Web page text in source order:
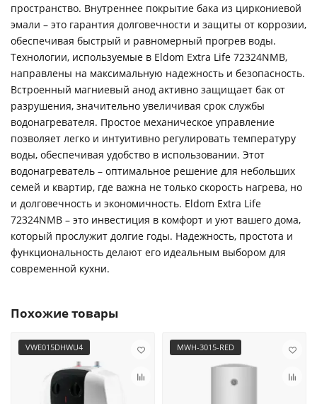
пространство. Внутреннее покрытие бака из циркониевой
эмали – это гарантия долговечности и защиты от коррозии,
обеспечивая быстрый и равномерный прогрев воды.
Технологии, используемые в Eldom Extra Life 72324NMB,
направлены на максимальную надежность и безопасность.
Встроенный магниевый анод активно защищает бак от
разрушения, значительно увеличивая срок службы
водонагревателя. Простое механическое управление
позволяет легко и интуитивно регулировать температуру
воды, обеспечивая удобство в использовании. Этот
водонагреватель – оптимальное решение для небольших
семей и квартир, где важна не только скорость нагрева, но
и долговечность и экономичность. Eldom Extra Life
72324NMB – это инвестиция в комфорт и уют вашего дома,
который прослужит долгие годы. Надежность, простота и
функциональность делают его идеальным выбором для
современной кухни.
Похожие товары
VWE015DHWU4 MWH-3015-RED